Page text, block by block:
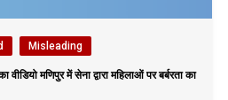
Misleading
मणिपुर में सेना द्वारा महिलाओं पर बर्बरता का